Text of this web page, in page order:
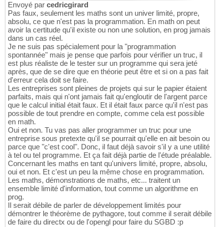
Envoyé par cedricgirard
Pas faux, seulement les maths sont un univer limité, propre,
absolu, ce que n'est pas la programmation. En math on peut
avoir la certitude qu'il existe ou non une solution, en prog jamais
dans un cas réel.
Je ne suis pas spécialement pour la "programmation
spontannée" mais je pense que parfois pour vérifier un truc, il
est plus réaliste de le tester sur un programme qui sera jeté
après, que de se dire que en théorie peut être et si on a pas fait
d'erreur cela doit se faire.
Les entreprises sont pleines de projets qui sur le papier étaient
parfaits, mais qui n'ont jamais fait qu'engloutir de l'argent parce
que le calcul initial était faux. Et il était faux parce qu'il n'est pas
possible de tout prendre en compte, comme cela est possible
en math.
Oui et non. Tu vas pas aller programmer un truc pour une
entreprise sous pretexte qu'il se pourrait qu'elle en ait besoin ou
parce que "c'est cool". Donc, il faut déjà savoir s'il y a une utilité
à tel ou tel programme. Et ça fait déjà partie de l'étude préalable.
Concernant les maths en tant qu'univers limité, propre, absolu,
oui et non. Et c'est un peu la même chose en programmation.
Les maths, démonstrations de maths, etc... traitent un
ensemble limité d'information, tout comme un algorithme en
prog.
Il serait débile de parler de développement limités pour
démontrer le théorème de pythagore, tout comme il serait débile
de faire du directx ou de l'opengl pour faire du SGBD :p